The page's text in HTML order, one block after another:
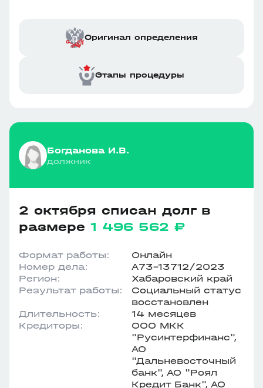
Оригинал определения
Этапы процедуры
Богданова И.В.
должник
2 октября списан долг в
размере 1 496 562 ₽
Формат работы:
Онлайн
Номер дела:
А73-13712/2023
Регион:
Хабаровский край
Результат работы:
Социальный статус
восстановлен
Длительность:
14 месяцев
Кредиторы:
ООО МКК
"Русинтерфинанс",
АО
"Дальневосточный
банк", АО "Роял
Кредит Банк", АО